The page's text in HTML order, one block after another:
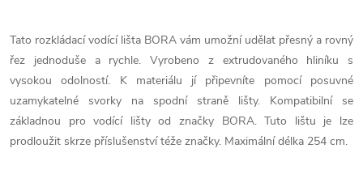
Tato rozkládací vodící lišta BORA vám umožní udělat přesný a rovný
řez jednoduše a rychle. Vyrobeno z extrudovaného hliníku s
vysokou odolností. K materiálu jí připevníte pomocí posuvné
uzamykatelné svorky na spodní straně lišty. Kompatibilní se
základnou pro vodící lišty od značky BORA. Tuto lištu je lze
prodloužit skrze příslušenství téže značky. Maximální délka 254 cm.